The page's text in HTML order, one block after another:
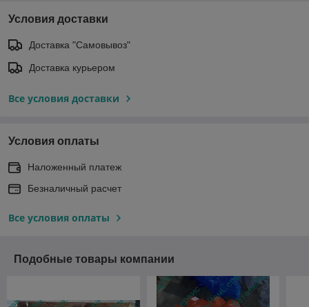
Условия доставки
Доставка "Самовывоз"
Доставка курьером
Все условия доставки
Условия оплаты
Наложенный платеж
Безналичный расчет
Все условия оплаты
Подобные товары компании